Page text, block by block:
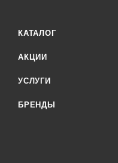
КАТАЛОГ
АКЦИИ
УСЛУГИ
БРЕНДЫ